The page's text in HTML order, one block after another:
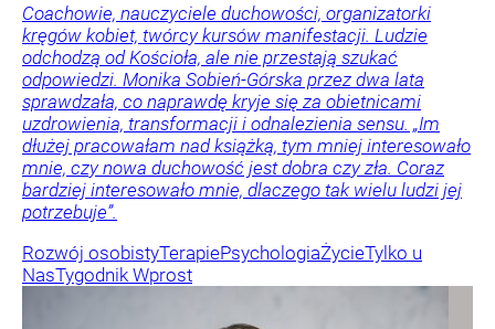
Coachowie, nauczyciele duchowości, organizatorki
kręgów kobiet, twórcy kursów manifestacji. Ludzie
odchodzą od Kościoła, ale nie przestają szukać
odpowiedzi. Monika Sobień-Górska przez dwa lata
sprawdzała, co naprawdę kryje się za obietnicami
uzdrowienia, transformacji i odnalezienia sensu. „Im
dłużej pracowałam nad książką, tym mniej interesowało
mnie, czy nowa duchowość jest dobra czy zła. Coraz
bardziej interesowało mnie, dlaczego tak wielu ludzi jej
potrzebuje”.
Rozwój osobistyTerapiePsychologiaŻycieTylko u
NasTygodnik Wprost